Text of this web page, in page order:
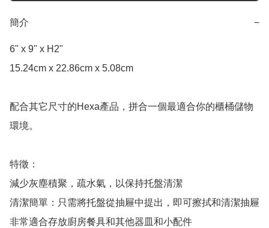
簡介 −
6" x 9" x H2"
15.24cm x 22.86cm x 5.08cm
配合其它尺寸的Hexa產品，拼合一個最適合你的櫃桶儲物
環境。
特徵：
減少灰塵積聚，疏水氣，以保持托盤清潔
清潔簡單：只需將托盤從抽屜中提出，即可擦拭和清潔抽屜
非常適合存放廚房餐具和其他器皿和小配件